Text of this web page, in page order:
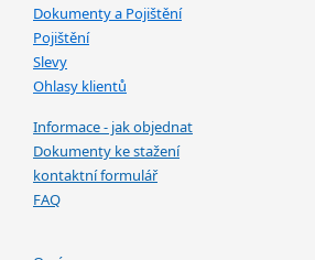
Dokumenty a Pojištění
Pojištění
Slevy
Ohlasy klientů
Informace - jak objednat
Dokumenty ke stažení
kontaktní formulář
FAQ